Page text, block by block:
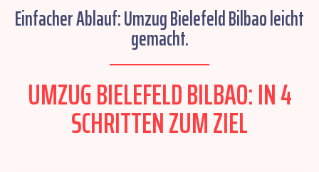
Einfacher Ablauf: Umzug Bielefeld Bilbao leicht
gemacht.
UMZUG BIELEFELD BILBAO: IN 4
SCHRITTEN ZUM ZIEL